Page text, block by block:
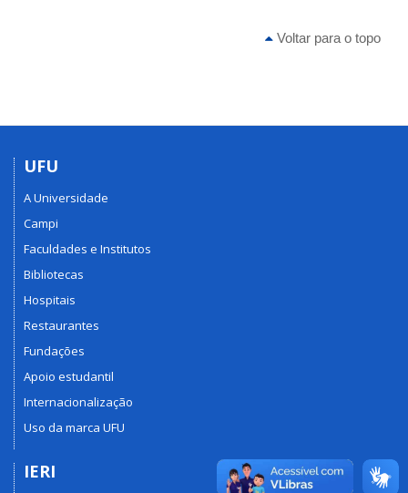
Voltar para o topo
UFU
A Universidade
Campi
Faculdades e Institutos
Bibliotecas
Hospitais
Restaurantes
Fundações
Apoio estudantil
Internacionalização
Uso da marca UFU
IERI